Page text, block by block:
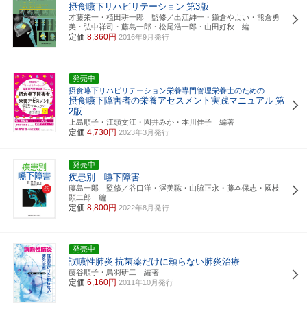
摂食嚥下リハビリテーション 第3版
才藤栄一・植田耕一郎 監修／出江紳一・鎌倉やよい・熊倉勇
美・弘中祥司・藤島一郎・松尾浩一郎・山田好秋 編
定価 8,360円 2016年9月発行
発売中
摂食嚥下リハビリテーション栄養専門管理栄養士のための
摂食嚥下障害者の栄養アセスメント実践マニュアル 第
2版
上島順子・江頭文江・園井みか・本川佳子 編著
定価 4,730円 2023年3月発行
発売中
疾患別 嚥下障害
藤島一郎 監修／谷口洋・渥美聡・山脇正永・藤本保志・國枝
顕二郎 編
定価 8,800円 2022年8月発行
発売中
誤嚥性肺炎 抗菌薬だけに頼らない肺炎治療
藤谷順子・鳥羽研二 編著
定価 6,160円 2011年10月発行